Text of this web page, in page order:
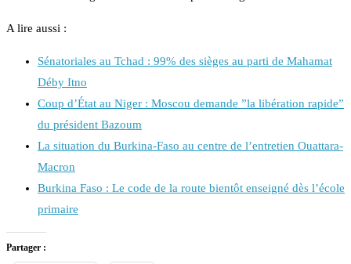
A lire aussi :
Sénatoriales au Tchad : 99% des sièges au parti de Mahamat
Déby Itno
Coup d’État au Niger : Moscou demande ”la libération rapide”
du président Bazoum
La situation du Burkina-Faso au centre de l’entretien Ouattara-
Macron
Burkina Faso : Le code de la route bientôt enseigné dès l’école
primaire
Partager :